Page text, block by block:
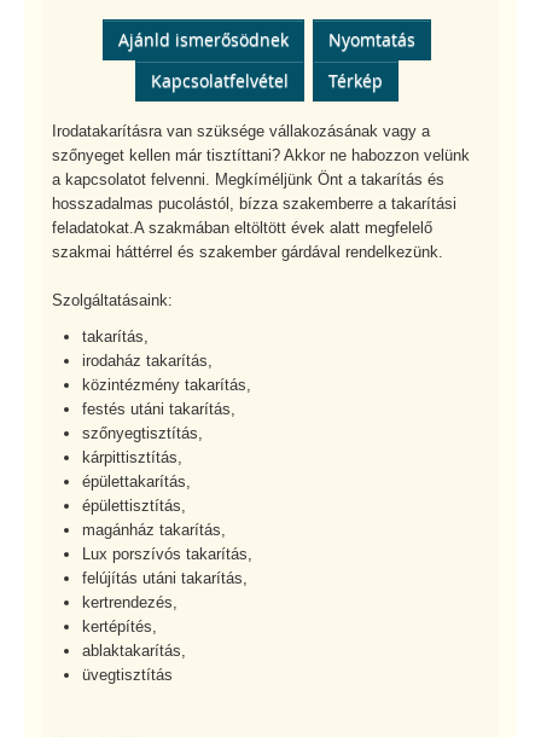
Ajánld ismerősödnek
Nyomtatás
Kapcsolatfelvétel
Térkép
Irodatakarításra van szüksége vállakozásának vagy a
szőnyeget kellen már tisztíttani? Akkor ne habozzon velünk
a kapcsolatot felvenni. Megkíméljünk Önt a takarítás és
hosszadalmas pucolástól, bízza szakemberre a takarítási
feladatokat.A szakmában eltöltött évek alatt megfelelő
szakmai háttérrel és szakember gárdával rendelkezünk.
Szolgáltatásaink:
takarítás,
irodaház takarítás,
közintézmény takarítás,
festés utáni takarítás,
szőnyegtisztítás,
kárpittisztítás,
épülettakarítás,
épülettisztítás,
magánház takarítás,
Lux porszívós takarítás,
felújítás utáni takarítás,
kertrendezés,
kertépítés,
ablaktakarítás,
üvegtisztítás